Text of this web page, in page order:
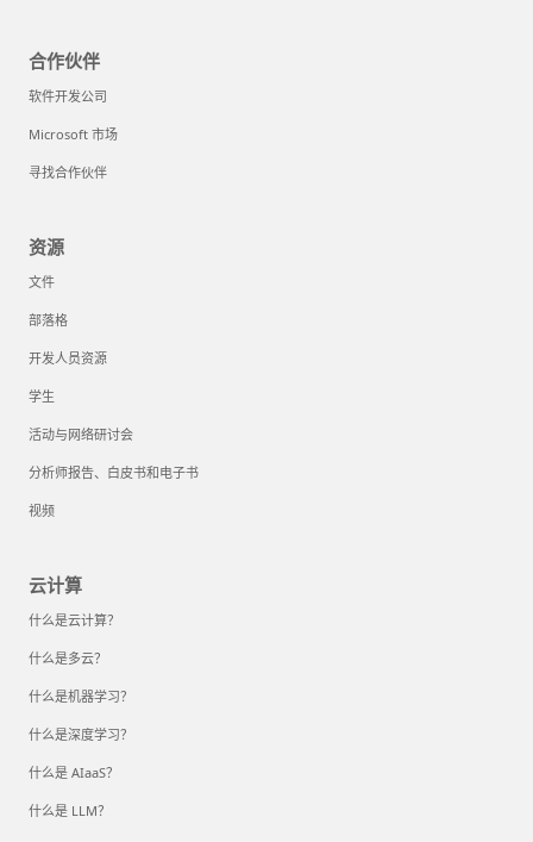
合作伙伴
软件开发公司
Microsoft 市场
寻找合作伙伴
资源
文件
部落格
开发人员资源
学生
活动与网络研讨会
分析师报告、白皮书和电子书
视频
云计算
什么是云计算？
什么是多云？
什么是机器学习？
什么是深度学习？
什么是 AIaaS？
什么是 LLM？